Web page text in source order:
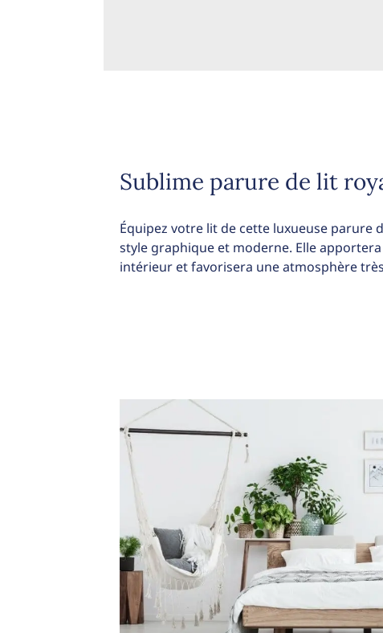
Sublime parure de lit
Équipez votre lit de cette luxueuse parure
style graphique et moderne. Elle
intérieur et favorisera une atmosphère